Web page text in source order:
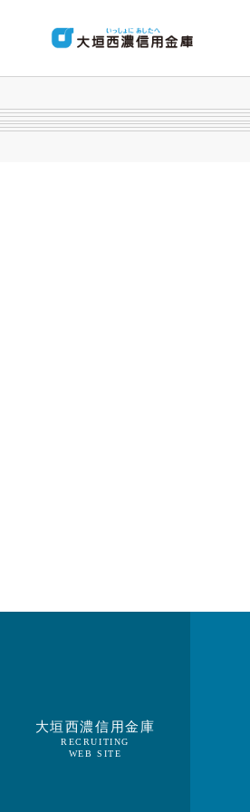
大垣西濃信用金庫
RECRUITING
WEB SITE